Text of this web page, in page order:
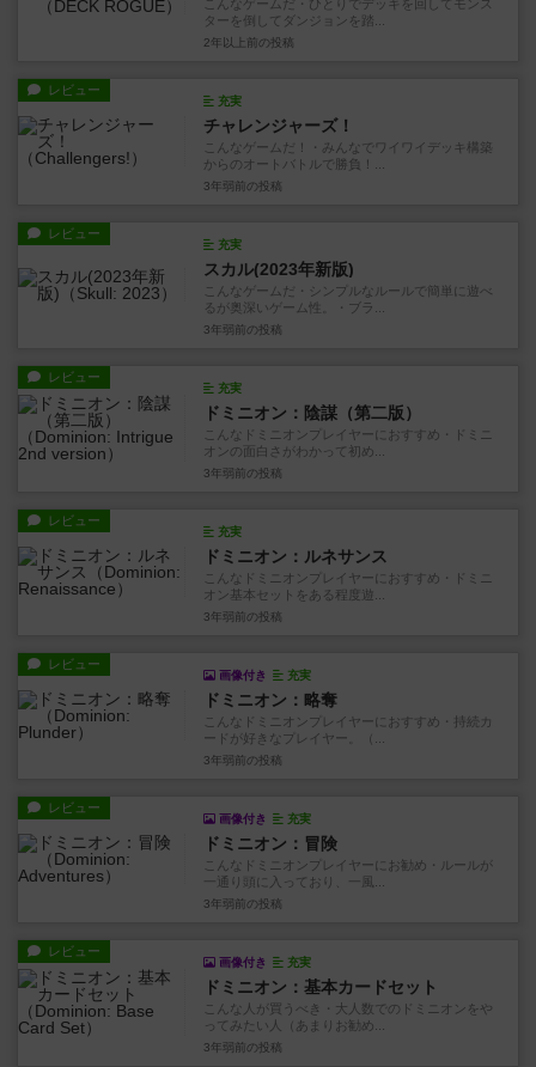
こんなゲームだ・ひとりでデッキを回してモンス
ターを倒してダンジョンを踏...
2年以上前 の投稿
レビュー
充実
チャレンジャーズ！
こんなゲームだ！・みんなでワイワイデッキ構築
からのオートバトルで勝負！...
3年弱前 の投稿
レビュー
充実
スカル(2023年新版)
こんなゲームだ・シンプルなルールで簡単に遊べ
るが奥深いゲーム性。・ブラ...
3年弱前 の投稿
レビュー
充実
ドミニオン：陰謀（第二版）
こんなドミニオンプレイヤーにおすすめ・ドミニ
オンの面白さがわかって初め...
3年弱前 の投稿
レビュー
充実
ドミニオン：ルネサンス
こんなドミニオンプレイヤーにおすすめ・ドミニ
オン基本セットをある程度遊...
3年弱前 の投稿
レビュー
画像付き 充実
ドミニオン：略奪
こんなドミニオンプレイヤーにおすすめ・持続カ
ードが好きなプレイヤー。（...
3年弱前 の投稿
レビュー
画像付き 充実
ドミニオン：冒険
こんなドミニオンプレイヤーにお勧め・ルールが
一通り頭に入っており、一風...
3年弱前 の投稿
レビュー
画像付き 充実
ドミニオン：基本カードセット
こんな人が買うべき・大人数でのドミニオンをや
ってみたい人（あまりお勧め...
3年弱前 の投稿